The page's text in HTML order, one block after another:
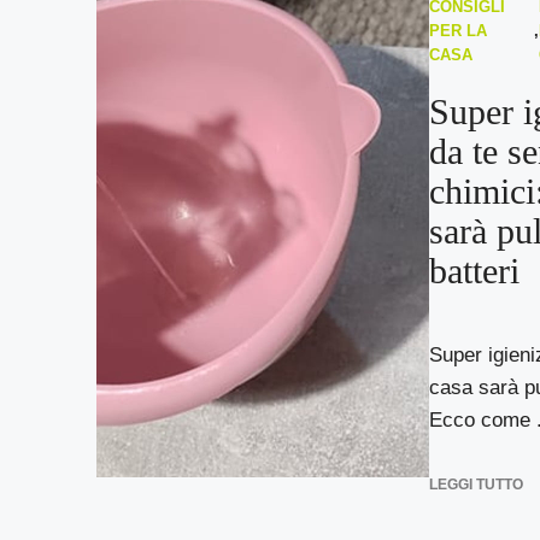
CONSIGLI
PER LA
CASA
,
Super
da te
sarà
batteri
Super
casa sarà
Ecco come
LEGGI TUTTO